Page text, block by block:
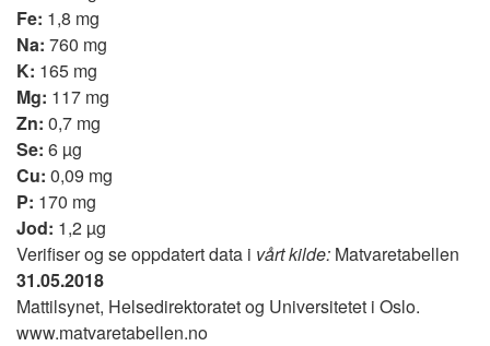
Fe: 1,8 mg
Na: 760 mg
K: 165 mg
Mg: 117 mg
Zn: 0,7 mg
Se: 6 µg
Cu: 0,09 mg
P: 170 mg
Jod: 1,2 µg
Verifiser og se oppdatert data i vårt kilde: Matvaretabellen
31.05.2018
Mattilsynet, Helsedirektoratet og Universitetet i Oslo.
www.matvaretabellen.no